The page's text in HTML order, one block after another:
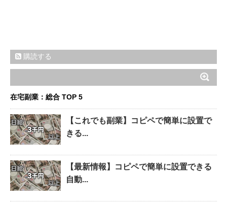
購読する
在宅副業：総合 TOP 5
【これでも副業】コピペで簡単に設置で
きる...
【最新情報】コピペで簡単に設置できる
自動...